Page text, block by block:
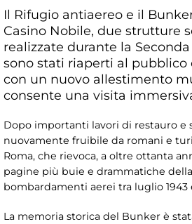
Il Rifugio antiaereo e il
Casino Nobile, due strutture
realizzate durante la
sono stati riaperti al pubblico
con un nuovo allestimento
consente una visita
Dopo importanti lavori di restauro e
nuovamente fruibile da romani e
Roma, che rievoca, a oltre ottanta
pagine più buie e drammatiche
bombardamenti aerei tra luglio 1943
La memoria storica del Bunker è